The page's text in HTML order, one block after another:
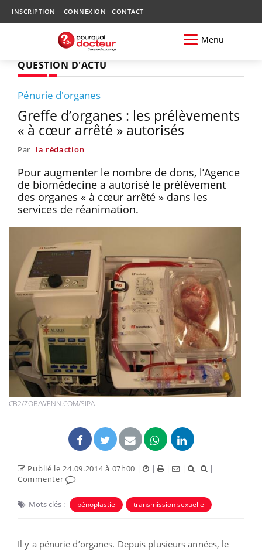
INSCRIPTION CONNEXION CONTACT
Menu
QUESTION D'ACTU
Pénurie d'organes
Greffe d’organes : les prélèvements
« à cœur arrêté » autorisés
Par la rédaction
Pour augmenter le nombre de dons, l’Agence
de biomédecine a autorisé le prélèvement
des organes « à cœur arrêté » dans les
services de réanimation.
CB2/ZOB/WENN.COM/SIPA
Publié le 24.09.2014 à 07h00 | | | |
|
Commenter
Mots clés : pénoplastie transmission sexuelle
Il y a pénurie d’organes. Depuis plusieurs années, le